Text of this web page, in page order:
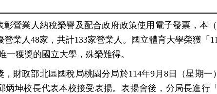
營業人納稅榮譽及配合政府政策使用電子發票，本（
營業人48家，共計133家營業人。國立體育大學榮獲「
一獲獎的國立大學，殊榮難得。
財政部北區國稅局桃園分局於114年9 月 8日（星期一
炳坤校長代表本校接受表揚。表揚會後，分局長進行